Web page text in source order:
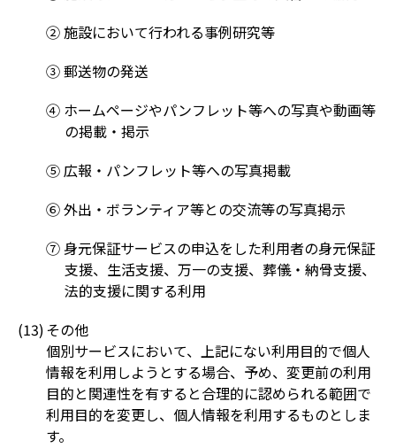
② 施設において行われる事例研究等
③ 郵送物の発送
④ ホームページやパンフレット等への写真や動画等
の掲載・掲示
⑤ 広報・パンフレット等への写真掲載
⑥ 外出・ボランティア等との交流等の写真掲示
⑦ 身元保証サービスの申込をした利用者の身元保証
支援、生活支援、万一の支援、葬儀・納骨支援、
法的支援に関する利用
その他
個別サービスにおいて、上記にない利用目的で個人
情報を利用しようとする場合、予め、変更前の利用
目的と関連性を有すると合理的に認められる範囲で
利用目的を変更し、個人情報を利用するものとしま
す。